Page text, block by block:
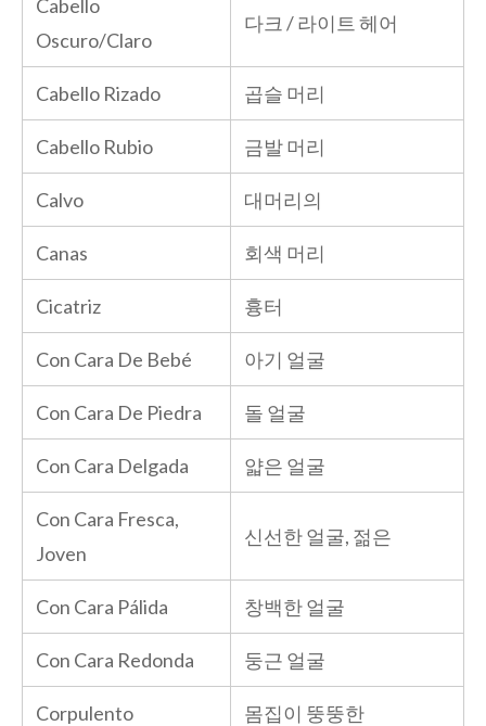
Cabello
Oscuro/Claro
다크 / 라이트 헤어
Cabello Rizado 곱슬 머리
Cabello Rubio 금발 머리
Calvo 대머리의
Canas 회색 머리
Cicatriz 흉터
Con Cara De Bebé 아기 얼굴
Con Cara De Piedra 돌 얼굴
Con Cara Delgada 얇은 얼굴
Con Cara Fresca,
Joven
신선한 얼굴, 젊은
Con Cara Pálida 창백한 얼굴
Con Cara Redonda 둥근 얼굴
Corpulento 몸집이 뚱뚱한